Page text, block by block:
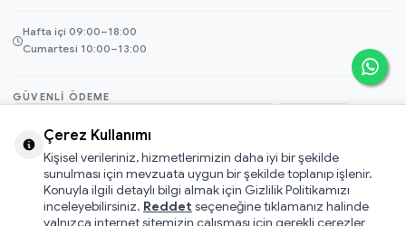
Hafta içi 09:00–18:00
Cumartesi 10:00–13:00
GÜVENLI ÖDEME
256-bit SSL
© 2026 Mamacı Teyze · Nurşen ve ekibi ile birlikte ile hazırlandı.
Mesafeli Satış Sözleşmesi
Çerez Kullanımı
Kişisel verileriniz, hizmetlerimizin daha iyi bir şekilde
sunulması için mevzuata uygun bir şekilde toplanıp işlenir.
Konuyla ilgili detaylı bilgi almak için Gizlilik Politikamızı
inceleyebilirsiniz. Reddet seçeneğine tıklamanız halinde
yalnızca internet sitemizin çalışması için gerekli çerezler